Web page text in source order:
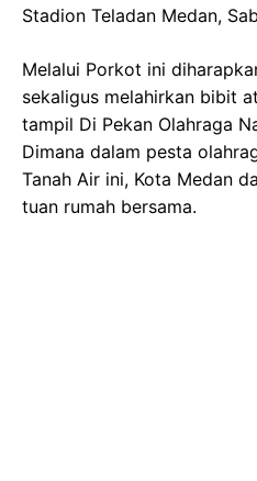
Stadion Teladan Medan,
Melalui Porkot ini
sekaligus melahirkan bibit
tampil Di Pekan Olahraga
Dimana dalam pesta
Tanah Air ini, Kota Medan
tuan rumah bersama.